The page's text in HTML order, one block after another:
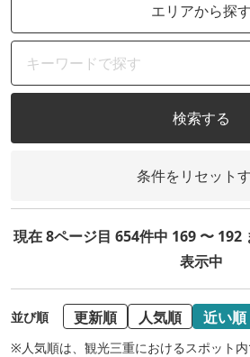
エリアから探す
検索する
条件をリセット
現在 8ページ目 654件中 169 〜 192
表示中
並び順 更新順 人気順 近い順
※人気順は、観光三重におけるスポット